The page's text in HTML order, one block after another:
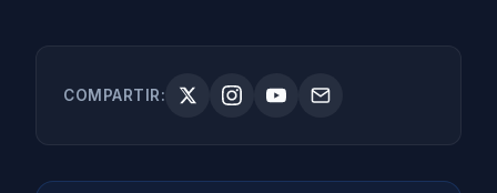
COMPARTIR: